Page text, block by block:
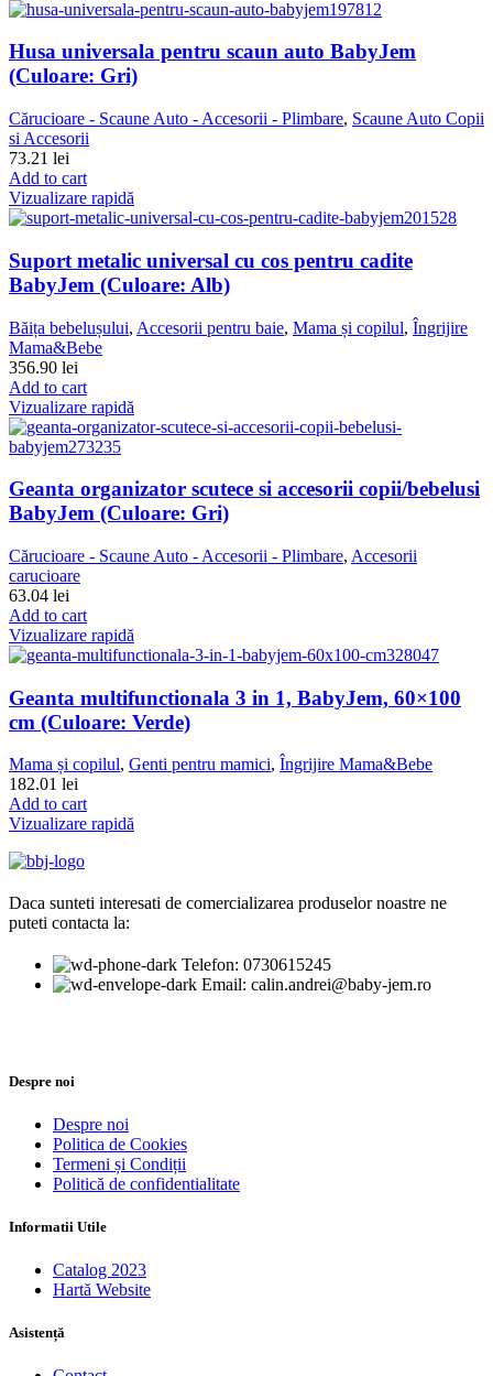
Husa universala pentru scaun auto BabyJem
(Culoare: Gri)
Cărucioare - Scaune Auto - Accesorii - Plimbare, Scaune Auto Copii
si Accesorii
73.21 lei
Add to cart
Vizualizare rapidă
Suport metalic universal cu cos pentru cadite
BabyJem (Culoare: Alb)
Băița bebelușului, Accesorii pentru baie, Mama și copilul, Îngrijire
Mama&Bebe
356.90 lei
Add to cart
Vizualizare rapidă
Geanta organizator scutece si accesorii copii/bebelusi
BabyJem (Culoare: Gri)
Cărucioare - Scaune Auto - Accesorii - Plimbare, Accesorii
carucioare
63.04 lei
Add to cart
Vizualizare rapidă
Geanta multifunctionala 3 in 1, BabyJem, 60×100
cm (Culoare: Verde)
Mama și copilul, Genti pentru mamici, Îngrijire Mama&Bebe
182.01 lei
Add to cart
Vizualizare rapidă
Daca sunteti interesati de comercializarea produselor noastre ne
puteti contacta la:
Telefon: 0730615245
Email: calin.andrei@baby-jem.ro
Despre noi
Despre noi
Politica de Cookies
Termeni și Condiții
Politică de confidentialitate
Informatii Utile
Catalog 2023
Hartă Website
Asistență